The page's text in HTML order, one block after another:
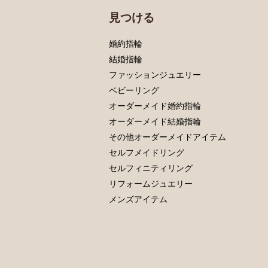
見つける
婚約指輪
結婚指輪
ファッションジュエリー
ベビーリング
オーダーメイド婚約指輪
オーダーメイド結婚指輪
その他オーダーメイドアイテム
セルフメイドリング
セルフィニティリング
リフォームジュエリー
メンズアイテム